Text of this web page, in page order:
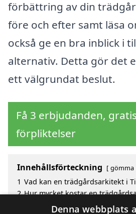
förbättring av din
före och efter samt läsa
också ge en bra inblick i
alternativ. Detta gör det
ett välgrundat beslut.
Få 3 erbjudanden,
förpliktelser
Innehållsförteckning gömma
1 Vad kan en trädgårdsarkitekt i
2 Hur mycket kostar en
Fördelar med att välja
Denna webbplats